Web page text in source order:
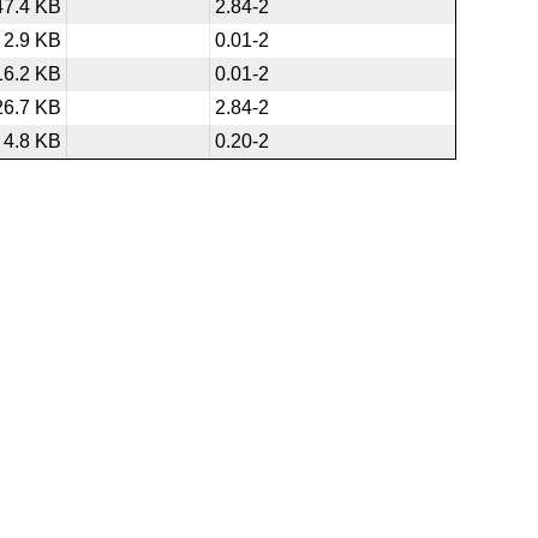
KB
2.84-2
2.9 KB
0.01-2
KB
0.01-2
KB
2.84-2
4.8 KB
0.20-2